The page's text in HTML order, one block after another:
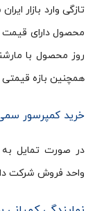
تازگی وارد بازار
محصول دارای قیمت
روز محصول با
همچنین بازه
خرید کمپرسور
در صورت تمایل
واحد فروش شرکت